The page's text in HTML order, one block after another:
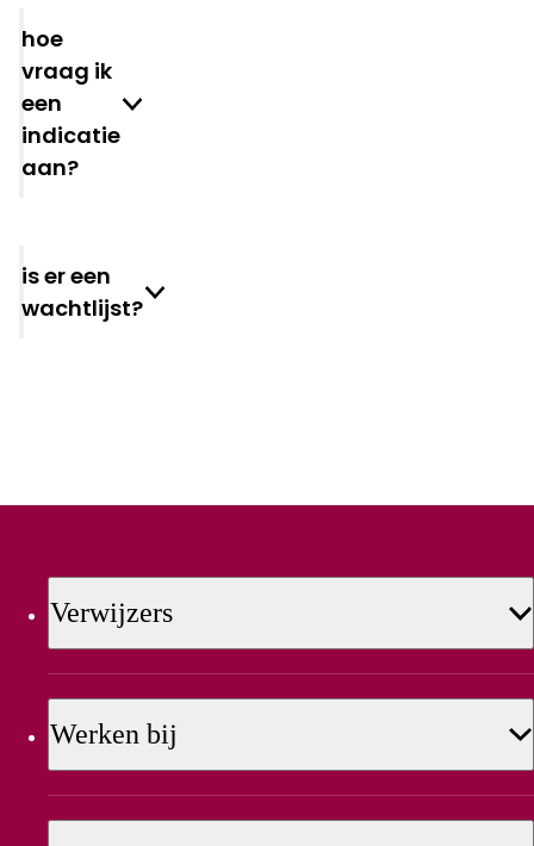
hoe
vraag ik
een
indicatie
aan?
is er een
wachtlijst?
Verwijzers
Werken bij